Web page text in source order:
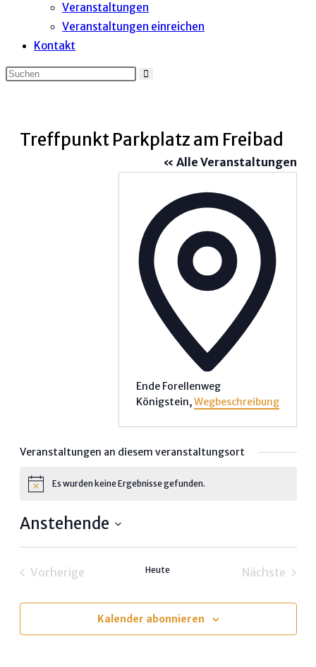
Veranstaltungen
Veranstaltungen einreichen
Kontakt
Treffpunkt Parkplatz am Freibad
« Alle Veranstaltungen
Ende Forellenweg
Königstein,Wegbeschreibung
Veranstaltungen an diesem veranstaltungsort
HinweisEs wurden keine Ergebnisse gefunden.
Anstehende
Vorherige
Heute
Nächste
Kalender abonnieren